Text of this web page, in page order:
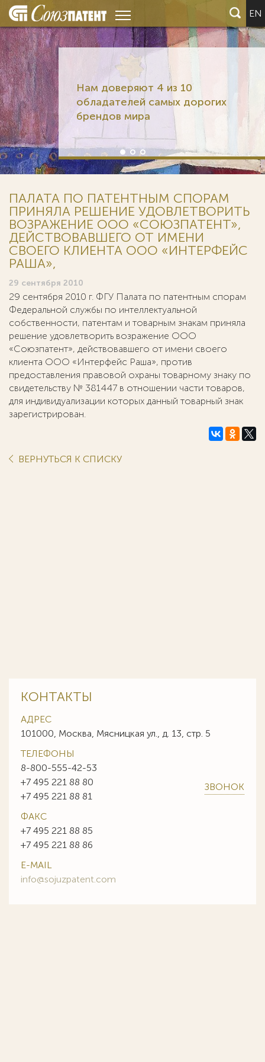
EN
Нам доверяют 4 из 10
обладателей самых дорогих
брендов мира
ПАЛАТА ПО ПАТЕНТНЫМ СПОРАМ
ПРИНЯЛА РЕШЕНИЕ УДОВЛЕТВОРИТЬ
ВОЗРАЖЕНИЕ ООО «СОЮЗПАТЕНТ»,
ДЕЙСТВОВАВШЕГО ОТ ИМЕНИ
СВОЕГО КЛИЕНТА ООО «ИНТЕРФЕЙС
РАША»,
29 сентября 2010
29 сентября 2010 г. ФГУ Палата по патентным спорам
Федеральной службы по интеллектуальной
собственности, патентам и товарным знакам приняла
решение удовлетворить возражение ООО
«Союзпатент», действовавшего от имени своего
клиента ООО «Интерфейс Раша», против
предоставления правовой охраны товарному знаку по
свидетельству № 381447 в отношении части товаров,
для индивидуализации которых данный товарный знак
зарегистрирован.
ВЕРНУТЬСЯ К СПИСКУ
КОНТАКТЫ
АДРЕС
101000, Москва, Мясницкая ул., д. 13, стр. 5
ТЕЛЕФОНЫ
8-800-555-42-53
+7 495 221 88 80
+7 495 221 88 81
ЗВОНОК
ФАКС
+7 495 221 88 85
+7 495 221 88 86
E-MAIL
info@sojuzpatent.com